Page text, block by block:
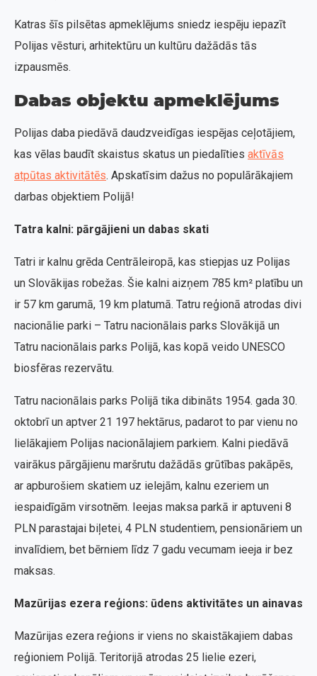
Katras šīs pilsētas apmeklējums sniedz iespēju iepazīt
Polijas vēsturi, arhitektūru un kultūru dažādās tās
izpausmēs.
Dabas objektu apmeklējums
Polijas daba piedāvā daudzveidīgas iespējas ceļotājiem,
kas vēlas baudīt skaistus skatus un piedalīties aktīvās
atpūtas aktivitātēs. Apskatīsim dažus no populārākajiem
darbas objektiem Polijā!
Tatra kalni: pārgājieni un dabas skati
Tatri ir kalnu grēda Centrāleiropā, kas stiepjas uz Polijas
un Slovākijas robežas. Šie kalni aizņem 785 km² platību un
ir 57 km garumā, 19 km platumā. Tatru reģionā atrodas divi
nacionālie parki – Tatru nacionālais parks Slovākijā un
Tatru nacionālais parks Polijā, kas kopā veido UNESCO
biosfēras rezervātu.
Tatru nacionālais parks Polijā tika dibināts 1954. gada 30.
oktobrī un aptver 21 197 hektārus, padarot to par vienu no
lielākajiem Polijas nacionālajiem parkiem. Kalni piedāvā
vairākus pārgājienu maršrutu dažādās grūtības pakāpēs,
ar apburošiem skatiem uz ielejām, kalnu ezeriem un
iespaidīgām virsotnēm. Ieejas maksa parkā ir aptuveni 8
PLN parastajai biļetei, 4 PLN studentiem, pensionāriem un
invalīdiem, bet bērniem līdz 7 gadu vecumam ieeja ir bez
maksas.
Mazūrijas ezera reģions: ūdens aktivitātes un ainavas
Mazūrijas ezera reģions ir viens no skaistākajiem dabas
reģioniem Polijā. Teritorijā atrodas 25 lielie ezeri,